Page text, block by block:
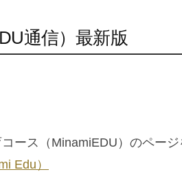
通信）最新版
ース（MinamiEDU）のページ
Edu）